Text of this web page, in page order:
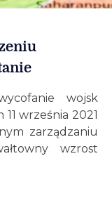
wojsk
września 2021
zarządzaniu
wzrost